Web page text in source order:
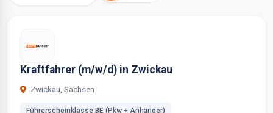
Kraftfahrer (m/w/d) in Zwickau
Zwickau, Sachsen
Führerscheinklasse BE (Pkw + Anhänger)